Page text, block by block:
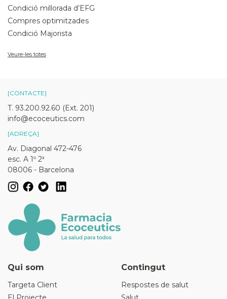
Condició millorada d’EFG
Compres optimitzades
Condició Majorista
Veure-les totes
[CONTACTE]
T. 93.200.92.60 (Ext. 201)
info@ecoceutics.com
[ADREÇA]
Av. Diagonal 472-476
esc. A 1º 2ª
08006 - Barcelona
Qui som
Targeta Client
Contingut
Respostes de salut